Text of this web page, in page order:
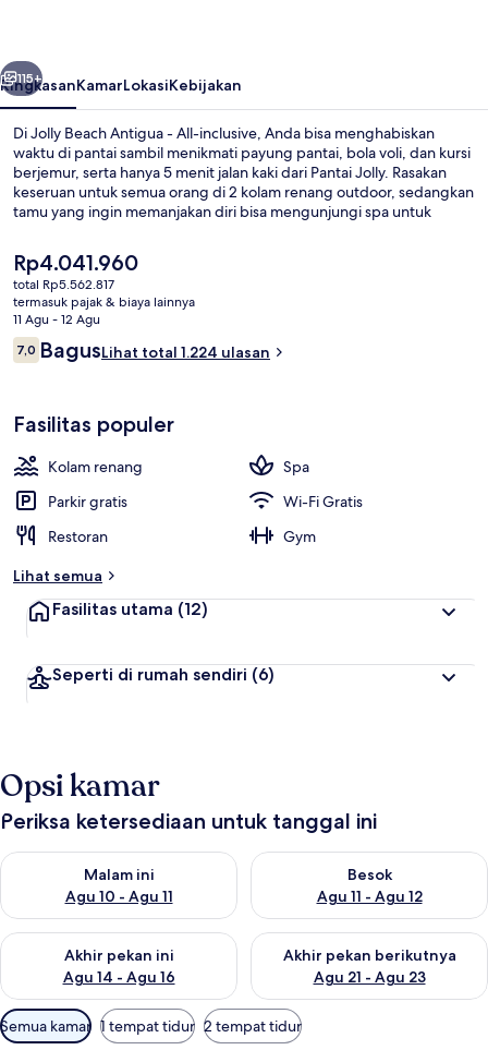
inclusive
Berikutnya
115+
RingkasanKamarLokasiKebijakan
Di Jolly Beach Antigua - All-inclusive, Anda bisa menghabiskan
waktu di pantai sambil menikmati payung pantai, bola voli, dan kursi
berjemur, serta hanya 5 menit jalan kaki dari Pantai Jolly. Rasakan
keseruan untuk semua orang di 2 kolam renang outdoor, sedangkan
tamu yang ingin memanjakan diri bisa mengunjungi spa untuk
merupakan salah satu 3 restoran yang menyajikan masakan Italia
serta buka untuk makan siang dan makan malam. Keunggulan lain di
properti lengkap ini meliputi 3 bar/lounge, bar tepi kolam renang,
dan pusat kebugaran. Kolam renang dan staf mendapatkan nilai
yang bagus dari para traveler.
Harga
saat
ini
Rp4.041.960
Rp4.041.960
total Rp5.562.817
termasuk pajak & biaya lainnya
11 Agu - 12 Agu
Ulasan
7,07,0 dari 10
BagusLihat total 1.224 ulasan
Fasilitas populer
Kolam renang
Spa
Parkir gratis
Wi-Fi Gratis
Restoran
Gym
Lihat semua
Fasilitas utama (12)
Seperti di rumah sendiri (6)
Opsi kamar
Periksa ketersediaan untuk tanggal ini
Malam ini
Agu 10 - Agu 11
Periksa ketersediaan untuk malam ini Agu 10 - Agu 11
Besok
Agu 11 - Agu 12
Periksa ketersediaan untuk
Akhir pekan ini
Agu 14 - Agu 16
Periksa ketersediaan untuk akhir pekan ini Agu 14 - Agu 16
Akhir pekan berikutnya
Agu 21 - Agu 23
Periksa ketersediaan untuk
Filter
tersedia
Semua kamar 1 tempat tidur 2 tempat tidur